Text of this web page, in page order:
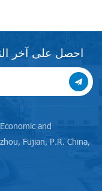
احصل على آخر
Fujian, P.R. China,